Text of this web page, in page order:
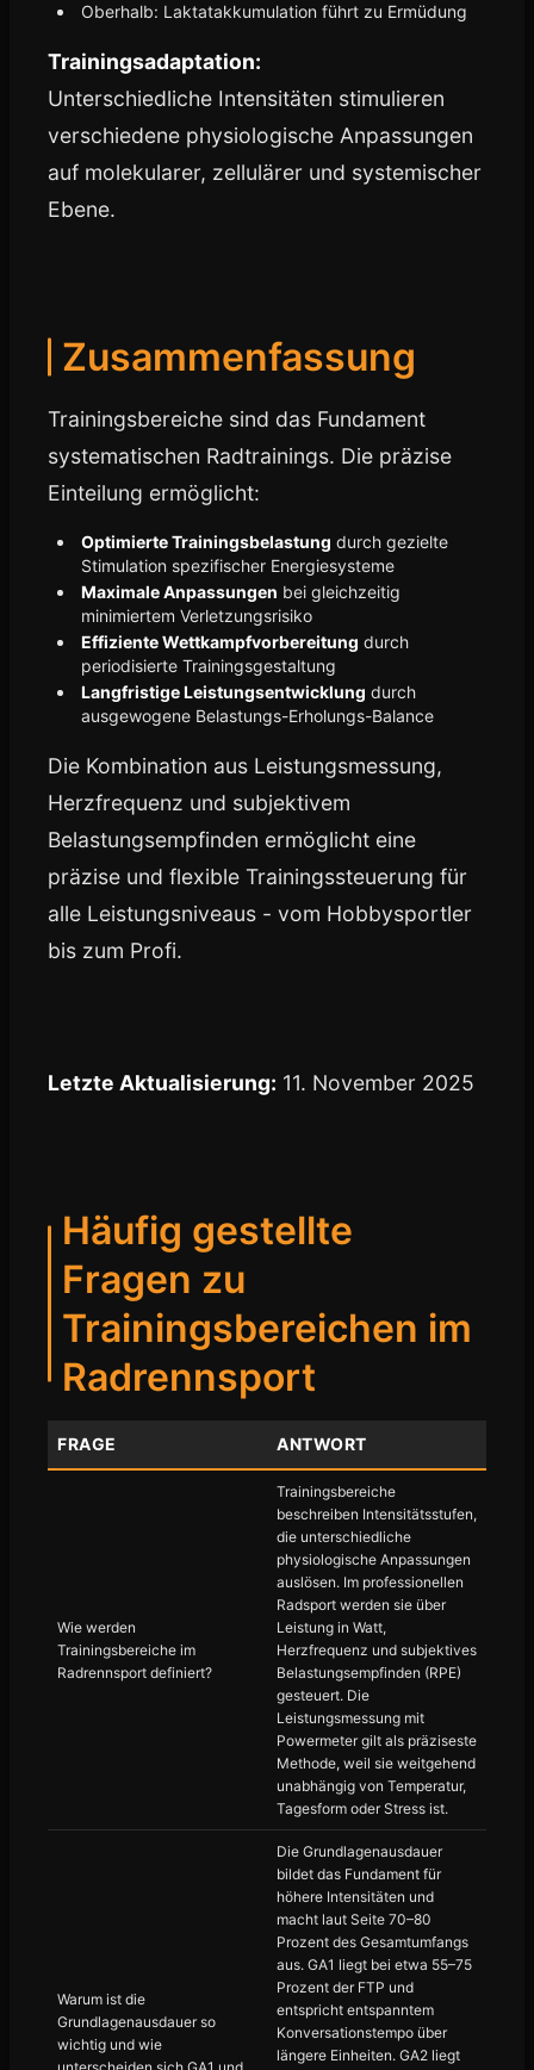
Oberhalb: Laktatakkumulation führt zu Ermüdung
Trainingsadaptation:
Unterschiedliche Intensitäten stimulieren
verschiedene physiologische Anpassungen
auf molekularer, zellulärer und systemischer
Ebene.
Zusammenfassung
Trainingsbereiche sind das Fundament
systematischen Radtrainings. Die präzise
Einteilung ermöglicht:
Optimierte Trainingsbelastung durch gezielte
Stimulation spezifischer Energiesysteme
Maximale Anpassungen bei gleichzeitig
minimiertem Verletzungsrisiko
Effiziente Wettkampfvorbereitung durch
periodisierte Trainingsgestaltung
Langfristige Leistungsentwicklung durch
ausgewogene Belastungs-Erholungs-Balance
Die Kombination aus Leistungsmessung,
Herzfrequenz und subjektivem
Belastungsempfinden ermöglicht eine
präzise und flexible Trainingssteuerung für
alle Leistungsniveaus - vom Hobbysportler
bis zum Profi.
Letzte Aktualisierung: 11. November 2025
Häufig gestellte
Fragen zu
Trainingsbereichen im
Radrennsport
FRAGE ANTWORT
Wie werden
Trainingsbereiche im
Radrennsport definiert?
Trainingsbereiche
beschreiben Intensitätsstufen,
die unterschiedliche
physiologische Anpassungen
auslösen. Im professionellen
Radsport werden sie über
Leistung in Watt,
Herzfrequenz und subjektives
Belastungsempfinden (RPE)
gesteuert. Die
Leistungsmessung mit
Powermeter gilt als präziseste
Methode, weil sie weitgehend
unabhängig von Temperatur,
Tagesform oder Stress ist.
Warum ist die
Grundlagenausdauer so
wichtig und wie
unterscheiden sich GA1 und
Die Grundlagenausdauer
bildet das Fundament für
höhere Intensitäten und
macht laut Seite 70–80
Prozent des Gesamtumfangs
aus. GA1 liegt bei etwa 55–75
Prozent der FTP und
entspricht entspanntem
Konversationstempo über
längere Einheiten. GA2 liegt